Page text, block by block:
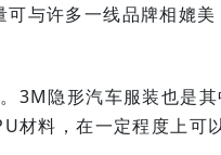
与许多一线品牌相媲美
3M隐形汽车服装也是
材料，在一定程度上可